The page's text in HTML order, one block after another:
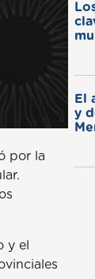
por la
y el
El
y